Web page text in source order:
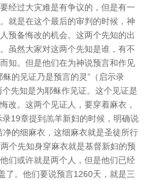
经过大灾难是有争议的，但是有一
就是在这个最后的审判的时候，神
预备悔改的机会。这两个先知的出
虽然大家对这两个先知是谁，有不
知。但是他们在为神说预言和作见
稣的见证乃是预言的灵”（启示录
先知是为耶稣作见证。这个见证是
改。这两个见证人，要穿着麻衣，
19章提到羔羊新妇的时候，明确说
净的细麻衣，这细麻衣就是圣徒所行
个先知身穿麻衣就是基督新妇的预
们或许就是两个人，但是他们已经
了。他们要说预言1260天，就是三